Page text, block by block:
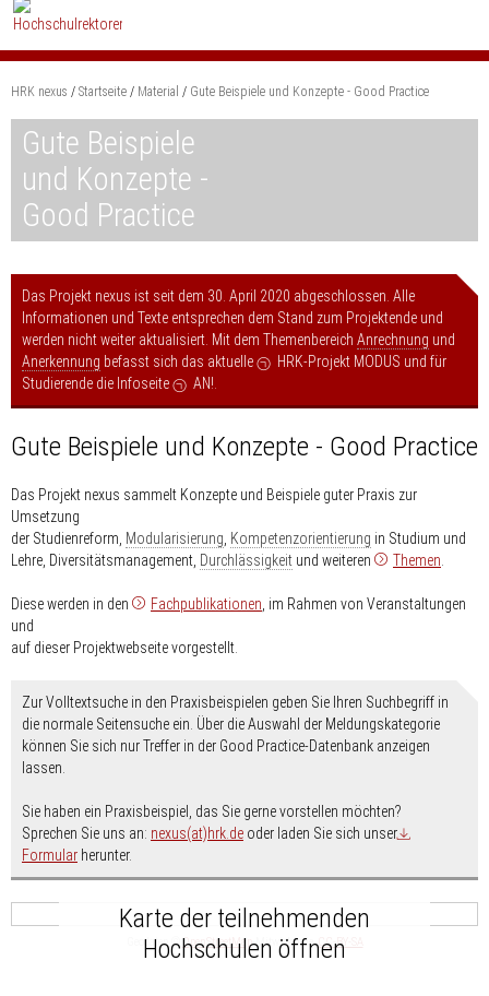
Zum
Content
springen
HRK nexus Startseite Material Gute Beispiele und Konzepte - Good Practice
Gute Beispiele
und Konzepte -
Good Practice
Das Projekt nexus ist seit dem 30. April 2020 abgeschlossen. Alle
Informationen und Texte entsprechen dem Stand zum Projektende und
werden nicht weiter aktualisiert. Mit dem Themenbereich Anrechnung und
Anerkennung befasst sich das aktuelle HRK-Projekt MODUS und für
Studierende die Infoseite
AN!
Gute Beispiele und Konzepte - Good Practice
Das Projekt nexus sammelt Konzepte und Beispiele guter Praxis zur
Umsetzung
der Studienreform, Modularisierung Kompetenzorientierung in Studium und
Lehre, Diversitätsmanagement, Durchlässigkeit und weiteren Themen
Diese werden in den Fachpublikationen , im Rahmen von Veranstaltungen
und
auf dieser Projektwebseite vorgestellt.
Zur Volltextsuche in den Praxisbeispielen geben Sie Ihren Suchbegriff in
die normale Seitensuche ein. Über die Auswahl der Meldungskategorie
können Sie sich nur Treffer in der Good Practice-Datenbank anzeigen
lassen.
Sie haben ein Praxisbeispiel, das Sie gerne vorstellen möchten?
Sprechen Sie uns an: nexus(at)hrk.de oder laden Sie sich unser
Formular herunter.
Karte der teilnehmenden
Hochschulen öffnen
Geodaten ©OpenStreetMap-Mitwirkende,CC-BY-SA